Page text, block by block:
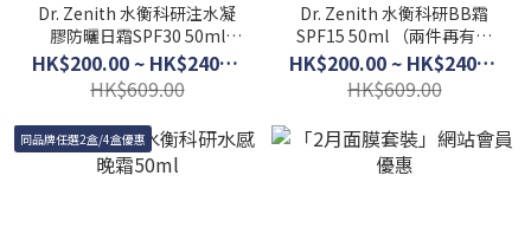
Dr. Zenith 水衡科研注水凝
膠防曬日霜SPF30 50ml
（兩件再有優惠價，於結帳
時自動顯示)
HK$200.00 ~ HK$240.00
HK$609.00
Dr. Zenith 水衡科研BB霜
SPF15 50ml （兩件再有優
惠價，於結帳時自動顯示)HK$200.00 ~ HK$240.00
HK$609.00
同品牌任選2盒/4盒優惠